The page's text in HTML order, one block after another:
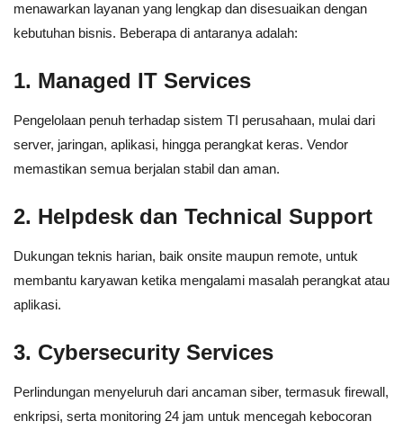
menawarkan layanan yang lengkap dan disesuaikan dengan
kebutuhan bisnis. Beberapa di antaranya adalah:
1. Managed IT Services
Pengelolaan penuh terhadap sistem TI perusahaan, mulai dari
server, jaringan, aplikasi, hingga perangkat keras. Vendor
memastikan semua berjalan stabil dan aman.
2. Helpdesk dan Technical Support
Dukungan teknis harian, baik onsite maupun remote, untuk
membantu karyawan ketika mengalami masalah perangkat atau
aplikasi.
3. Cybersecurity Services
Perlindungan menyeluruh dari ancaman siber, termasuk firewall,
enkripsi, serta monitoring 24 jam untuk mencegah kebocoran